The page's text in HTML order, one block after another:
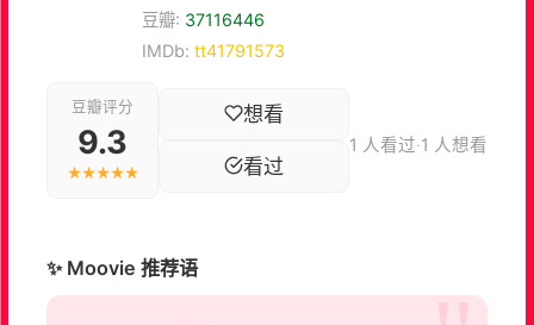
豆瓣: 37116446
IMDb: tt41791573
豆瓣评分
9.3
★★★★★
想看
看过
1 人看过·1 人想看
✨ Moovie 推荐语